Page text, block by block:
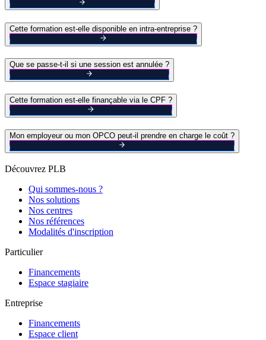
Cette formation est-elle disponible en intra-entreprise ?
Que se passe-t-il si une session est annulée ?
Cette formation est-elle finançable via le CPF ?
Mon employeur ou mon OPCO peut-il prendre en charge le coût ?
Découvrez PLB
Qui sommes-nous ?
Nos solutions
Nos centres
Nos références
Modalités d'inscription
Particulier
Financements
Espace stagiaire
Entreprise
Financements
Espace client